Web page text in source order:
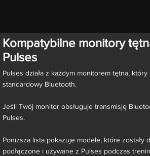
Kompatybilne monitory
Pulses
Pulses działa z każdym monitorem tętna,
standardowy Bluetooth.
Jeśli Twój monitor obsługuje transmisję
Pulses.
Poniższa lista pokazuje modele, które zostały
podłączone i używane z Pulses podczas